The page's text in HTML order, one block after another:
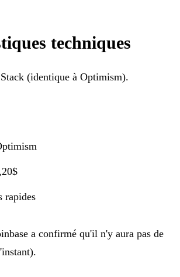
techniques
(identique à Optimism).
rapides
a confirmé qu'il n'y aura pas de